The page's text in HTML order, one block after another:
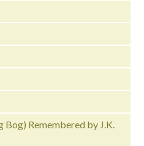
Remembered by J.K.